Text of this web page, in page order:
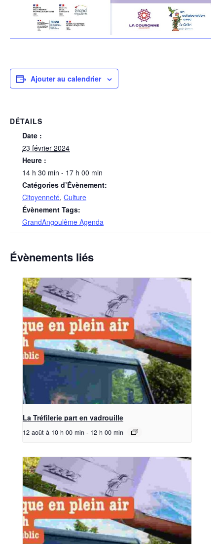
Ajouter au calendrier
DÉTAILS
Date :
23 février 2024
Heure :
14 h 30 min - 17 h 00 min
Catégories d’Évènement:
Citoyenneté, Culture
Évènement Tags:
GrandAngoulême Agenda
Évènements liés
La Tréfilerie part en vadrouille
12 août à 10 h 00 min - 12 h 00 min